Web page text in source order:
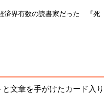
済界有数の読書家だった 『死
文章を手がけたカード入り